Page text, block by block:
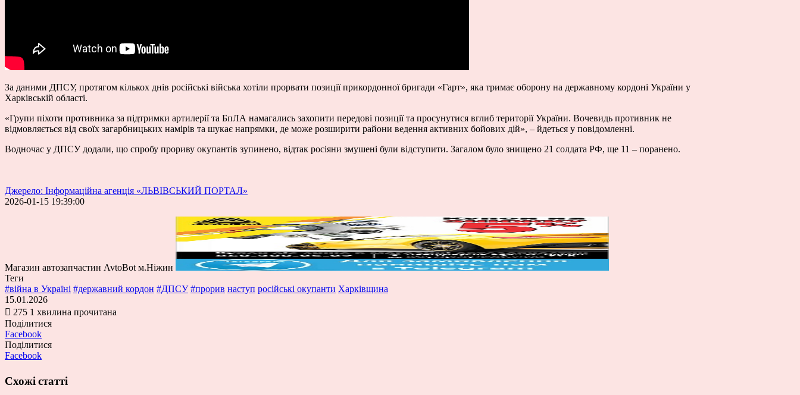
За даними ДПСУ, протягом кількох днів російські війська хотіли прорвати позиції прикордонної бригади «Гарт», яка тримає оборону на державному кордоні України у
Харківській області.
«Групи піхоти противника за підтримки артилерії та БпЛА намагались захопити передові позиції та просунутися вглиб території України. Вочевидь противник не
відмовляється від своїх загарбницьких намірів та шукає напрямки, де може розширити райони ведення активних бойових дій», – йдеться у повідомленні.
Водночас у ДПСУ додали, що спробу прориву окупантів зупинено, відтак росіяни змушені були відступити. Загалом було знищено 21 солдата РФ, ще 11 – поранено.
Джерело: Інформаційна агенція «ЛЬВІВСЬКИЙ ПОРТАЛ»
2026-01-15 19:39:00
Магазин автозапчастин AvtoBot м.Ніжин
Теги
#війна в Україні #державний кордон #ДПСУ #прорив наступ російські окупанти Харківщина
15.01.2026
275 1 хвилина прочитана
Поділитися
Facebook
Поділитися
Facebook
Схожі статті